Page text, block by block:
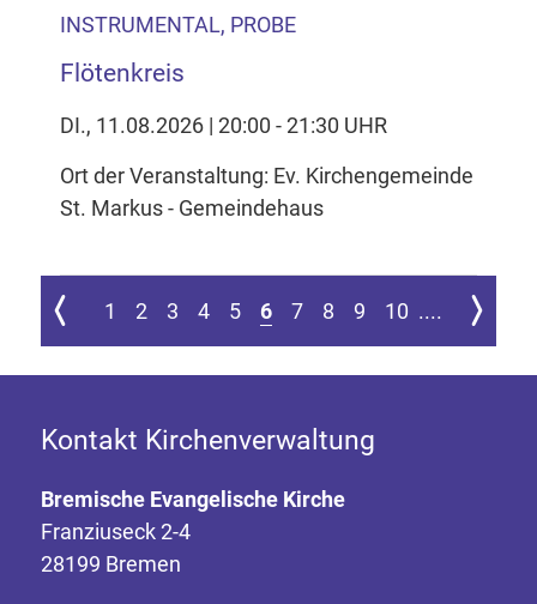
INSTRUMENTAL, PROBE
Flötenkreis
DI., 11.08.2026 | 20:00 - 21:30 UHR
Ort der Veranstaltung: Ev. Kirchengemeinde
St. Markus - Gemeindehaus
Seite springen
Zur vorherigen Seite
1 2 3 4 5 6 7 8 9 10 .... Zur
Kontakt Kirchenverwaltung
Bremische Evangelische Kirche
Franziuseck 2-4
28199 Bremen